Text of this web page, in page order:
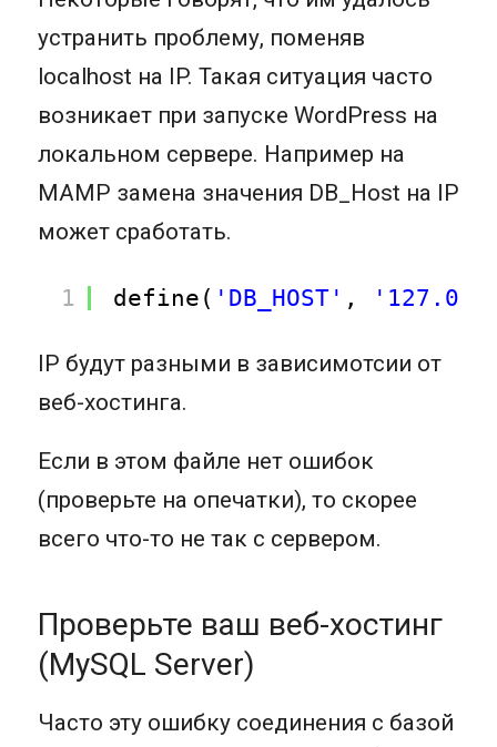
устранить проблему, поменяв
localhost на IP. Такая ситуация часто
возникает при запуске WordPress на
локальном сервере. Например на
MAMP замена значения DB_Host на IP
может сработать.
1 define( 'DB_HOST' ,
IP будут разными в зависимотсии от
веб-хостинга.
Если в этом файле нет ошибок
(проверьте на опечатки), то скорее
всего что-то не так с сервером.
Проверьте ваш веб-хостинг
(MySQL Server)
Часто эту ошибку соединения с базой